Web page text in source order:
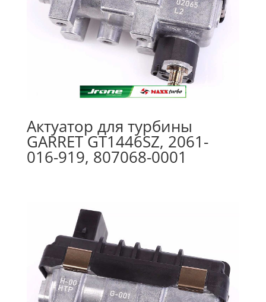
Актуатор для турбины
GARRET GT1446SZ, 2061-
016-919, 807068-0001